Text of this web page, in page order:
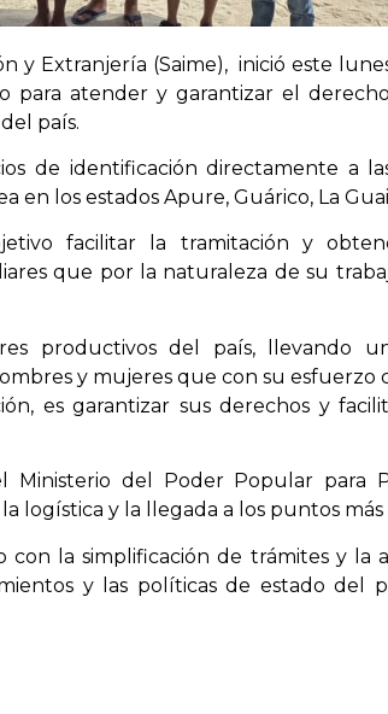
y Extranjería (Saime), inició este
para atender y garantizar el
país.
de identificación directamente a
en los estados Apure, Guárico, La
facilitar la tramitación y
que por la naturaleza de su
productivos del país, llevando
y mujeres que con su esfuerzo
es garantizar sus derechos y
Ministerio del Poder Popular para
logística y la llegada a los puntos más
con la simplificación de trámites y
y las políticas de estado del